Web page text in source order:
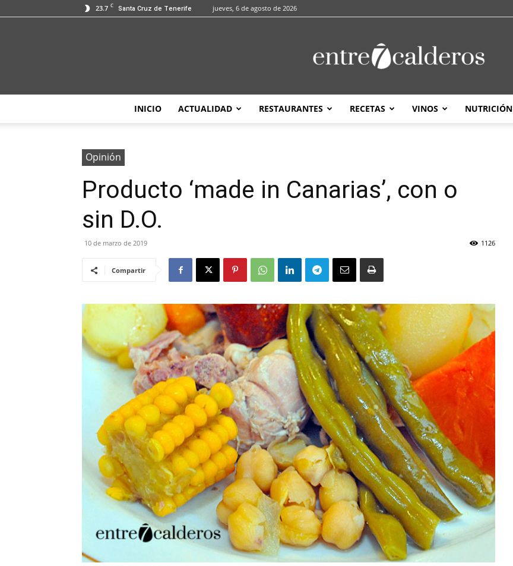
23.7 C Santa Cruz de Tenerife jueves, 6 de agosto de 2026
entre7calderos
INICIO ACTUALIDAD RESTAURANTES RECETAS VINOS NUTRICIÓN
Opinión
Producto ‘made in Canarias’, con o
sin D.O.
10 de marzo de 2019 1126
Compartir